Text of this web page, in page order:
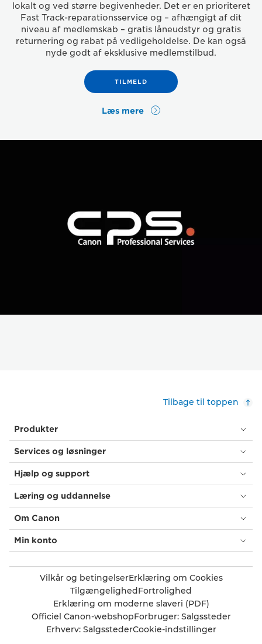
lokalt og ved større begivenheder. Det er en prioriteret
Fast Track-reparationsservice og – afhængigt af dit
niveau af medlemskab – gratis låneudstyr og gratis
returnering og rabat på vedligeholdelse. De kan også
nyde godt af eksklusive medlemstilbud.
TILMELD
Læs mere
Tilbage til toppen
Produkter
Services og løsninger
Hjælp og support
Læring og uddannelse
Om Canon
Min konto
Vilkår og betingelserErklæring om Cookies
TilgængelighedFortrolighed
Erklæring om moderne slaveri (PDF)
Officiel Canon-webshopForbruger: Salgssteder
Erhverv: SalgsstederCookie-indstillinger